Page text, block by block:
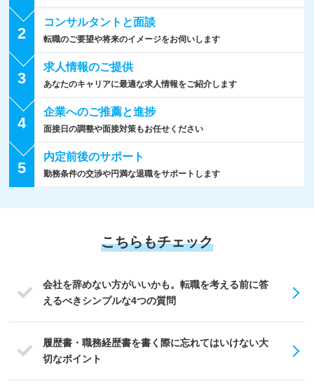
2
コンサルタントと面談
転職のご要望や将来のイメージをお伺いします
3
求人情報のご提供
あなたのキャリアに最適な求人情報をご紹介します
4
企業へのご推薦と進捗
面接日の調整や面接対策もお任せください
5
内定前後のサポート
勤務条件の交渉や円満な退職をサポートします
こちらもチェック
会社を辞めない方がいいかも。転職を考える前に答
えるべきシンプルな4つの質問
履歴書・職務経歴書を書く際に忘れてはいけない大
切なポイント